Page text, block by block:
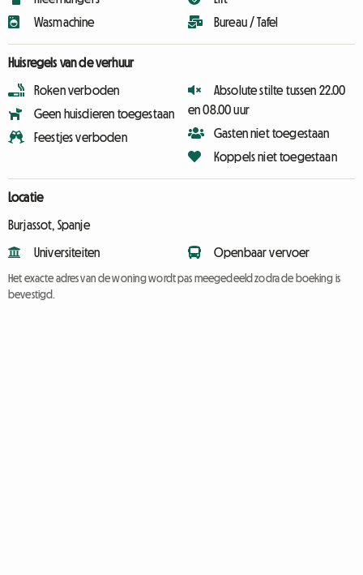
Wasmachine
Bureau / Tafel
Huisregels van de verhuur
Roken verboden
Geen huisdieren toegestaan
Feestjes verboden
Absolute stilte tussen 22.00
en 08.00 uur
Gasten niet toegestaan
Koppels niet toegestaan
Locatie
Burjassot, Spanje
Universiteiten Openbaar vervoer
Het exacte adres van de woning wordt pas meegedeeld zodra de boeking is
bevestigd.